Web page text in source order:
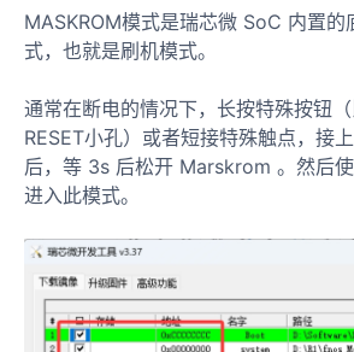
MASKROM模式是瑞芯微 SoC 内置
式，也就是刷机模式。
通常在断电的情况下，长按特殊按钮
RESET小孔）或者短接特殊触点，接
后，等 3s 后松开 Marskrom 。然后
进入此模式。